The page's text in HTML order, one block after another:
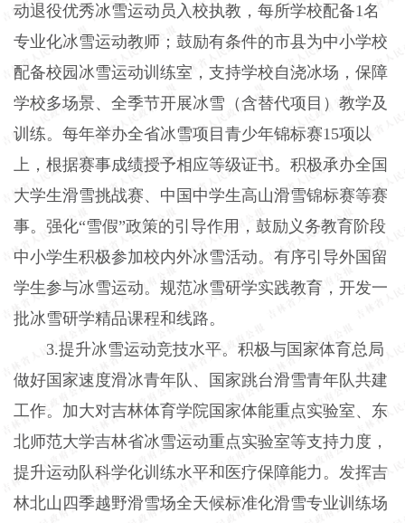
动退役优秀冰雪运动员入校执教，每所学校配备1名
专业化冰雪运动教师；鼓励有条件的市县为中小学校
配备校园冰雪运动训练室，支持学校自浇冰场，保障
学校多场景、全季节开展冰雪（含替代项目）教学及
训练。每年举办全省冰雪项目青少年锦标赛15项以
上，根据赛事成绩授予相应等级证书。积极承办全国
大学生滑雪挑战赛、中国中学生高山滑雪锦标赛等赛
事。强化“雪假”政策的引导作用，鼓励义务教育阶段
中小学生积极参加校内外冰雪活动。有序引导外国留
学生参与冰雪运动。规范冰雪研学实践教育，开发一
批冰雪研学精品课程和线路。
3.提升冰雪运动竞技水平。积极与国家体育总局
做好国家速度滑冰青年队、国家跳台滑雪青年队共建
工作。加大对吉林体育学院国家体能重点实验室、东
北师范大学吉林省冰雪运动重点实验室等支持力度，
提升运动队科学化训练水平和医疗保障能力。发挥吉
林北山四季越野滑雪场全天候标准化滑雪专业训练场